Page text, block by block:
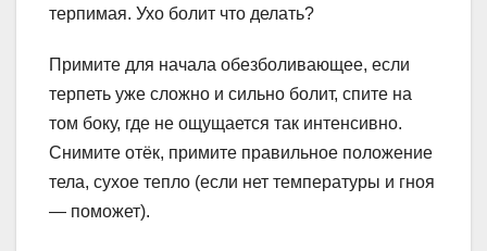
терпимая. Ухо болит что делать?
Примите для начала обезболивающее, если
терпеть уже сложно и сильно болит, спите на
том боку, где не ощущается так интенсивно.
Снимите отёк, примите правильное положение
тела, сухое тепло (если нет температуры и гноя
— поможет).